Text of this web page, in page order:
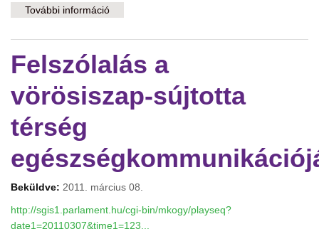
További információ
kapcsolatosan
Felszólalás a
vörösiszap-sújtotta
térség
Beküldve: 2011. március 08.
http://sgis1.parlament.hu/cgi-bin/mkogy/playseq?
date1=20110307&time1=123...